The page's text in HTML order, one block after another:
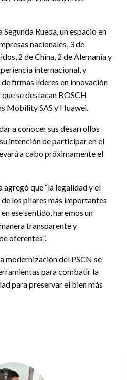
Rueda, un espacio en
nacionales, 3 de
2 de China, 2 de Alemania y
internacional, y
firmas líderes en innovación
se destacan BOSCH
Mobility SAS y Huawei.
a conocer sus desarrollos
intención de participar en el
a cabo próximamente el
agregó que “la legalidad y el
los pilares más importantes
ese sentido, haremos un
transparente y
oferentes”.
modernización del PSCN se
para combatir la
para preservar el bien más